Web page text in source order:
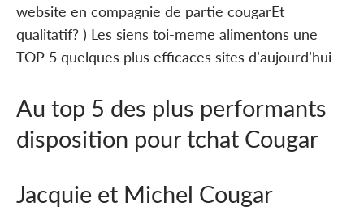
website en compagnie de partie cougarEt
qualitatif? ) Les siens toi-meme alimentons une
TOP 5 quelques plus efficaces sites d’aujourd’hui
Au top 5 des plus performants
disposition pour tchat Cougar
Jacquie et Michel Cougar